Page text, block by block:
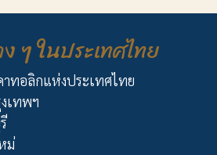
ในประเทศไทย
าทอลิกแห่งประเทศไทย
เทพฯ
ม่